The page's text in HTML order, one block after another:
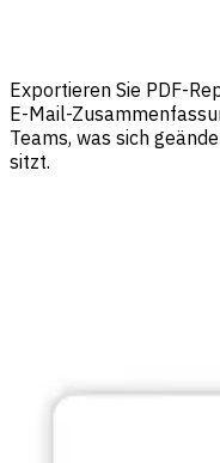
Exportieren Sie PDF-
E-Mail-
Teams, was sich
sitzt.